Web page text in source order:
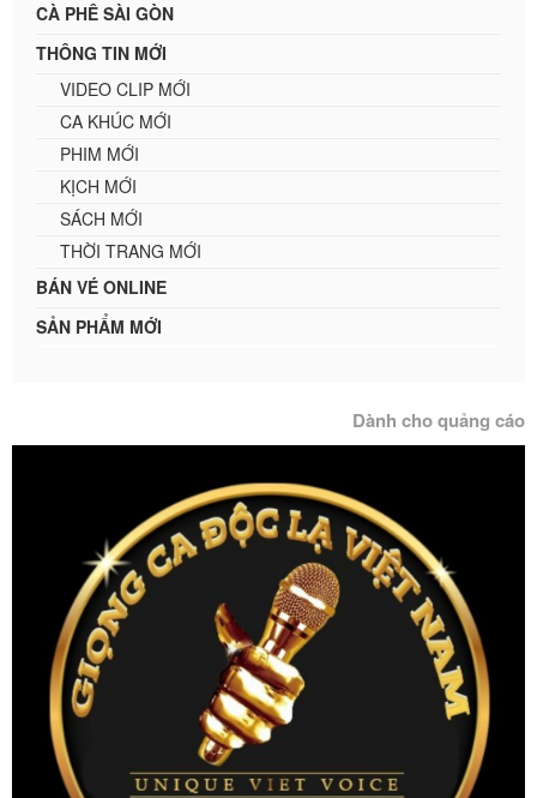
CÀ PHÊ SÀI GÒN
THÔNG TIN MỚI
VIDEO CLIP MỚI
CA KHÚC MỚI
PHIM MỚI
KỊCH MỚI
SÁCH MỚI
THỜI TRANG MỚI
BÁN VÉ ONLINE
SẢN PHẨM MỚI
Dành cho quảng cáo